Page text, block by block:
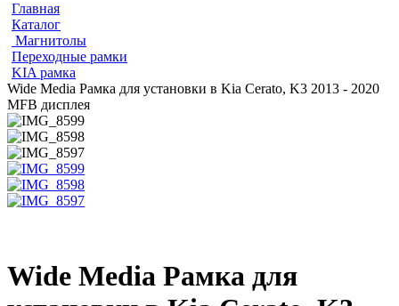
Главная
Каталог
Магнитолы
Переходные рамки
KIA рамка
Wide Media Рамка для установки в Kia Cerato, K3 2013 - 2020
MFB дисплея
Wide Media Рамка для